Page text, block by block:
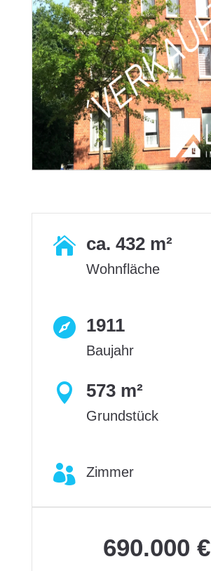
 ca. 432 m²
Wohnfläche
 1911
Baujahr
 573 m²
Grundstück
 Zimmer
690.000 €